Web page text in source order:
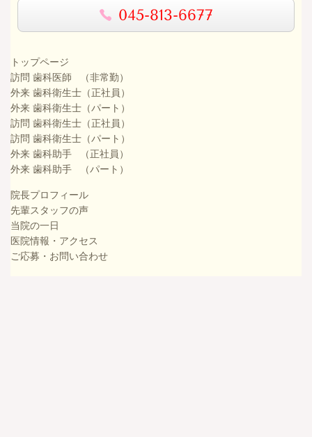
045-813-6677
トップページ
訪問 歯科医師 （非常勤）
外来 歯科衛生士（正社員）
外来 歯科衛生士（パート）
訪問 歯科衛生士（正社員）
訪問 歯科衛生士（パート）
外来 歯科助手 （正社員）
外来 歯科助手 （パート）
院長プロフィール
先輩スタッフの声
当院の一日
医院情報・アクセス
ご応募・お問い合わせ